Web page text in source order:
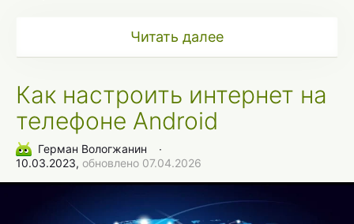
Читать далее
Как настроить интернет на
телефоне Android
Герман Вологжанин
∙
10.03.2023, обновлено 07.04.2026